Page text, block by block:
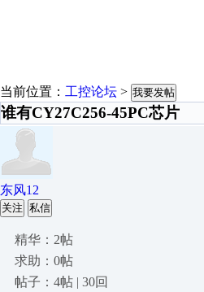
当前位置： 工控论坛 > 我要发帖
谁有CY27C256-45PC芯片
东风12
关注 私信
精华：2帖
求助：0帖
帖子：4帖 | 30回